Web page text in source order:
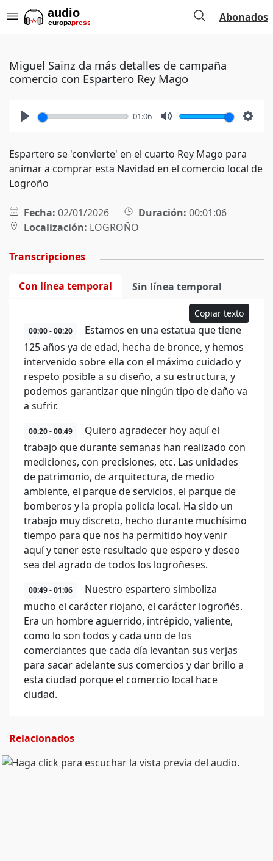
Abonados
Miguel Sainz da más detalles de campaña
comercio con Espartero Rey Mago
01:06
Espartero se 'convierte' en el cuarto Rey Mago para
animar a comprar esta Navidad en el comercio local de
Logroño
Fecha: 02/01/2026 Duración: 00:01:06
Localización: LOGROÑO
Transcripciones
Con línea temporal Sin línea temporal
Copiar texto
00:00 - 00:20
Estamos en una estatua que tiene
125 años ya de edad, hecha de bronce, y hemos
intervenido sobre ella con el máximo cuidado y
respeto posible a su diseño, a su estructura, y
podemos garantizar que ningún tipo de daño va
a sufrir.
00:20 - 00:49
Quiero agradecer hoy aquí el
trabajo que durante semanas han realizado con
mediciones, con precisiones, etc. Las unidades
de patrimonio, de arquitectura, de medio
ambiente, el parque de servicios, el parque de
bomberos y la propia policía local. Ha sido un
trabajo muy discreto, hecho durante muchísimo
tiempo para que nos ha permitido hoy venir
aquí y tener este resultado que espero y deseo
sea del agrado de todos los logroñeses.
00:49 - 01:06
Nuestro espartero simboliza
mucho el carácter riojano, el carácter logroñés.
Era un hombre aguerrido, intrépido, valiente,
como lo son todos y cada uno de los
comerciantes que cada día levantan sus verjas
para sacar adelante sus comercios y dar brillo a
esta ciudad porque el comercio local hace
ciudad.
Relacionados